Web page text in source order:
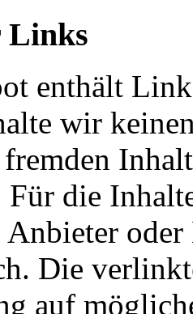
Links
enthält
wir
Für die
oder
Die
auf